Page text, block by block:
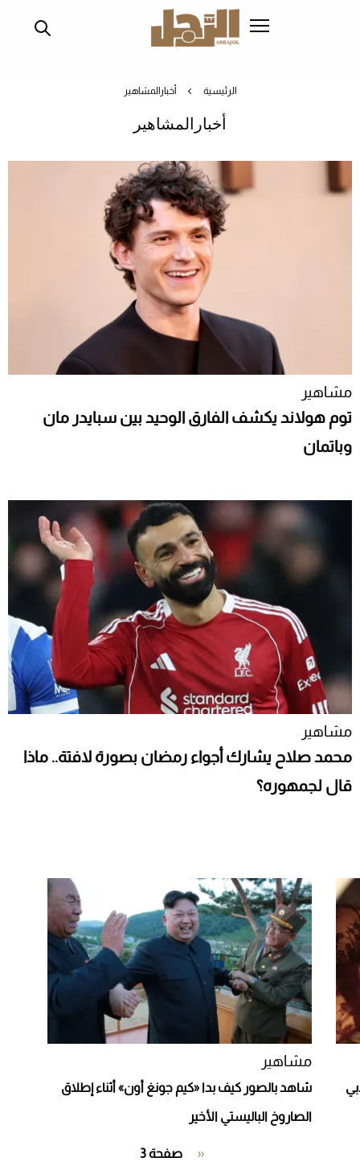
الرئيسية أخبارالمشاهير
أخبارالمشاهير
مشاهير
توم هولاند يكشف الفارق الوحيد بين سبايدر مان
وباتمان
مشاهير
محمد صلاح يشارك أجواء رمضان بصورة لافتة.. ماذا
قال لجمهوره؟
مشاهير
شاهد بالصور كيف بدا «كيم جونغ أون» أثناء إطلاق
الصاروخ الباليستي الأخير
Previous
‹‹ صفحة 3